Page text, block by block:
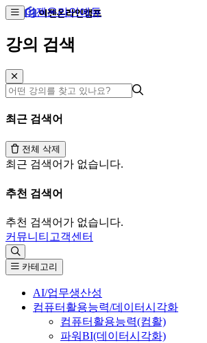
이젠온라인에듀
강의 검색
최근 검색어
전체 삭제
최근 검색어가 없습니다.
추천 검색어
추천 검색어가 없습니다.
커뮤니티 고객센터
카테고리
AI/업무생산성
컴퓨터활용능력/데이터시각화
컴퓨터활용능력(컴활)
파워BI(데이터시각화)